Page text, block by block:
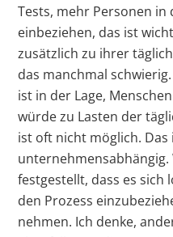
Tests, mehr Personen in
einbeziehen, das ist
zusätzlich zu ihrer
das manchmal
ist in der Lage,
würde zu Lasten der
ist oft nicht möglich. Das
festgestellt, dass es sich
den Prozess
nehmen. Ich denke,